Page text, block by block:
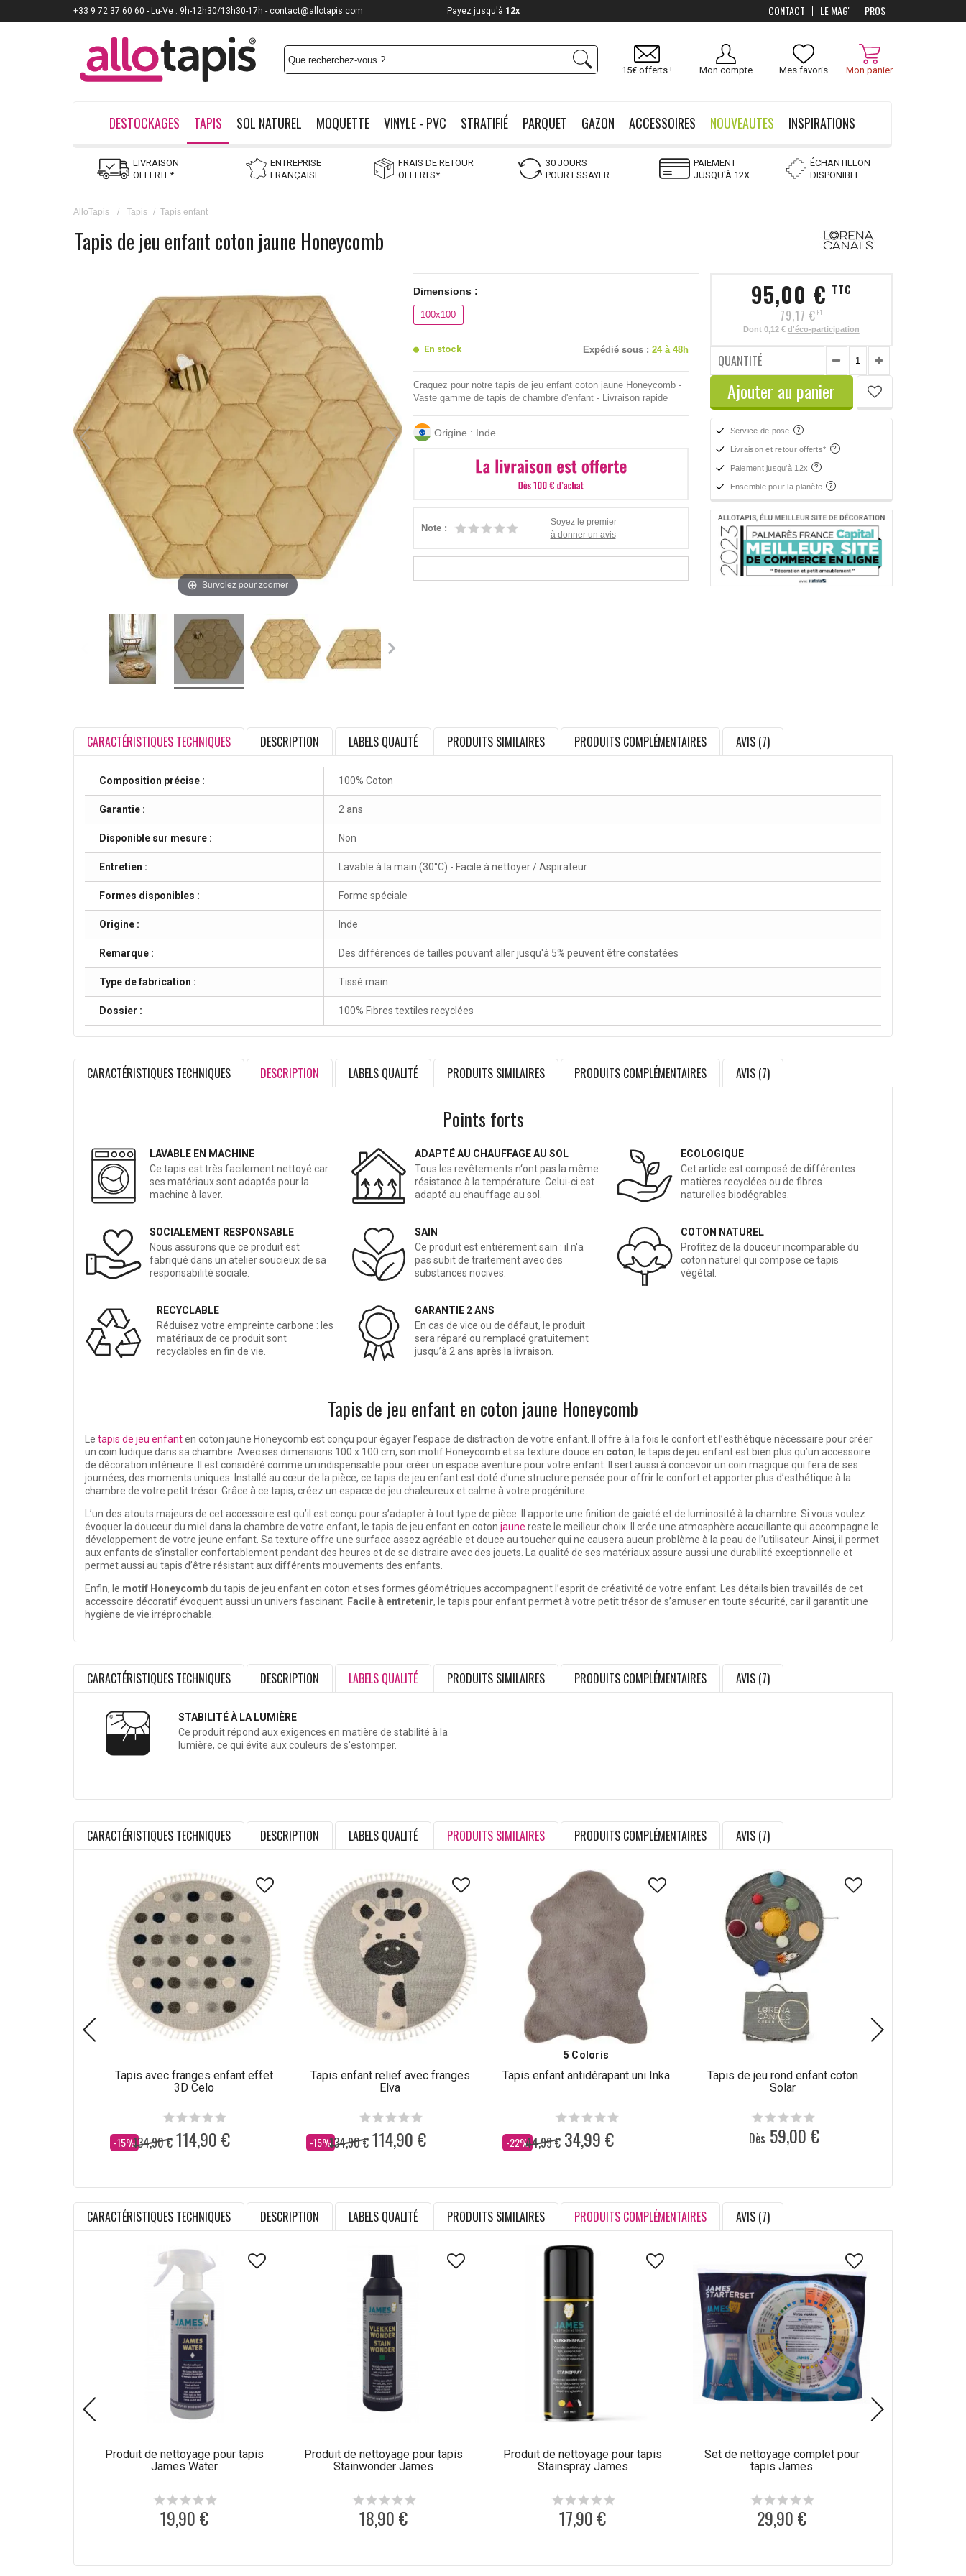
Mon panier
Mes favoris
Mon compte
15€ offerts !
DESTOCKAGES TAPIS SOL NATUREL MOQUETTE VINYLE - PVC STRATIFIÉ PARQUET GAZON ACCESSOIRES NOUVEAUTES INSPIRATIONS
LIVRAISON
OFFERTE*
ENTREPRISE
FRANÇAISE
FRAIS DE RETOUR
OFFERTS*
30 JOURS
POUR ESSAYER
PAIEMENT
JUSQU'À 12X
ÉCHANTILLON
DISPONIBLE
AlloTapis / Tapis / Tapis enfant
Tapis de jeu enfant coton jaune Honeycomb
Survolez pour zoomer
Dimensions :
100x100
En stock Expédié sous : 24 à 48h
Craquez pour notre tapis de jeu enfant coton jaune Honeycomb -
Vaste gamme de tapis de chambre d'enfant - Livraison rapide
Origine : Inde
Note :
Soyez le premier
à donner un avis
95,00 € TTC
79,17 € HT
Dont 0,12 € d'éco-participation
QUANTITÉ
Ajouter au panier
Service de pose
Livraison et retour offerts*
Paiement jusqu'à 12x
Ensemble pour la planète
CARACTÉRISTIQUES TECHNIQUES DESCRIPTION LABELS QUALITÉ PRODUITS SIMILAIRES PRODUITS COMPLÉMENTAIRES AVIS (7)
Composition précise : 100% Coton
Garantie : 2 ans
Disponible sur mesure : Non
Entretien : Lavable à la main (30°C) - Facile à nettoyer / Aspirateur
Formes disponibles : Forme spéciale
Origine : Inde
Remarque : Des différences de tailles pouvant aller jusqu'à 5% peuvent être constatées
Type de fabrication : Tissé main
Dossier : 100% Fibres textiles recyclées
CARACTÉRISTIQUES TECHNIQUES DESCRIPTION LABELS QUALITÉ PRODUITS SIMILAIRES PRODUITS COMPLÉMENTAIRES AVIS (7)
Points forts
LAVABLE EN MACHINE
Ce tapis est très facilement nettoyé car
ses matériaux sont adaptés pour la
machine à laver.
ADAPTÉ AU CHAUFFAGE AU SOL
Tous les revêtements n‘ont pas la même
résistance à la température. Celui-ci est
adapté au chauffage au sol.
ECOLOGIQUE
Cet article est composé de différentes
matières recyclées ou de fibres
naturelles biodégrables.
SOCIALEMENT RESPONSABLE
Nous assurons que ce produit est
fabriqué dans un atelier soucieux de sa
responsabilité sociale.
SAIN
Ce produit est entièrement sain : il n'a
pas subit de traitement avec des
substances nocives.
COTON NATUREL
Profitez de la douceur incomparable du
coton naturel qui compose ce tapis
végétal.
RECYCLABLE
Réduisez votre empreinte carbone : les
matériaux de ce produit sont
recyclables en fin de vie.
GARANTIE 2 ANS
En cas de vice ou de défaut, le produit
sera réparé ou remplacé gratuitement
jusqu’à 2 ans après la livraison.
Tapis de jeu enfant en coton jaune Honeycomb
Le tapis de jeu enfanten coton jaune Honeycomb est conçu pour égayer l’espace de distraction de votre enfant. Il offre à la fois le confort et l’esthétique nécessaire pour créer
un coin ludique dans sa chambre. Avec ses dimensions 100 x 100 cm, son motif Honeycomb et sa texture douce en coton, le tapis de jeu enfant est bien plus qu’un accessoire
de décoration intérieure. Il est considéré comme un indispensable pour créer un espace aventure pour votre enfant. Il sert aussi à concevoir un coin magique qui fera de ses
journées, des moments uniques. Installé au cœur de la pièce, ce tapis de jeu enfant est doté d’une structure pensée pour offrir le confort et apporter plus d’esthétique à la
chambre de votre petit trésor. Grâce à ce tapis, créez un espace de jeu chaleureux et calme à votre progéniture.
L’un des atouts majeurs de cet accessoire est qu’il est conçu pour s’adapter à tout type de pièce. Il apporte une finition de gaieté et de luminosité à la chambre. Si vous voulez
évoquer la douceur du miel dans la chambre de votre enfant, le tapis de jeu enfant en coton jaune reste le meilleur choix. Il crée une atmosphère accueillante qui accompagne le
développement de votre jeune enfant. Sa texture offre une surface assez agréable et douce au toucher qui ne causera aucun problème à la peau de l’utilisateur. Ainsi, il permet
aux enfants de s’installer confortablement pendant des heures et de se distraire avec des jouets. La qualité de ses matériaux assure aussi une durabilité exceptionnelle et
permet aussi au tapis d’être résistant aux différents mouvements des enfants.
Enfin, le motif Honeycombdu tapis de jeu enfant en coton et ses formes géométriques accompagnent l’esprit de créativité de votre enfant. Les détails bien travaillés de cet
accessoire décoratif évoquent aussi un univers fascinant. Facile à entretenir, le tapis pour enfant permet à votre petit trésor de s’amuser en toute sécurité, car il garantit une
hygiène de vie irréprochable.
CARACTÉRISTIQUES TECHNIQUES DESCRIPTION LABELS QUALITÉ PRODUITS SIMILAIRES PRODUITS COMPLÉMENTAIRES AVIS (7)
STABILITÉ À LA LUMIÈRE
Ce produit répond aux exigences en matière de stabilité à la
lumière, ce qui évite aux couleurs de s'estomper.
CARACTÉRISTIQUES TECHNIQUES DESCRIPTION LABELS QUALITÉ PRODUITS SIMILAIRES PRODUITS COMPLÉMENTAIRES AVIS (7)
Tapis avec franges enfant effet
3D Celo
-15%
Dès 134,90 € 114,90 €
Tapis enfant relief avec franges
Elva
-15%
Dès 134,90 € 114,90 €
5 Coloris
Tapis enfant antidérapant uni Inka
-22%
Dès 44,99 € 34,99 €
Tapis de jeu rond enfant coton
Solar
Dès 59,00 €
CARACTÉRISTIQUES TECHNIQUES DESCRIPTION LABELS QUALITÉ PRODUITS SIMILAIRES PRODUITS COMPLÉMENTAIRES AVIS (7)
Produit de nettoyage pour tapis
James Water
19,90 €
Produit de nettoyage pour tapis
Stainwonder James
18,90 €
Produit de nettoyage pour tapis
Stainspray James
17,90 €
Set de nettoyage complet pour
tapis James
29,90 €
PROS
LE MAG'
CONTACT
+33 9 72 37 60 60 - Lu-Ve : 9h-12h30/13h30-17h - contact@allotapis.com Payez jusqu'à 12x OFFERTSdès 100 €